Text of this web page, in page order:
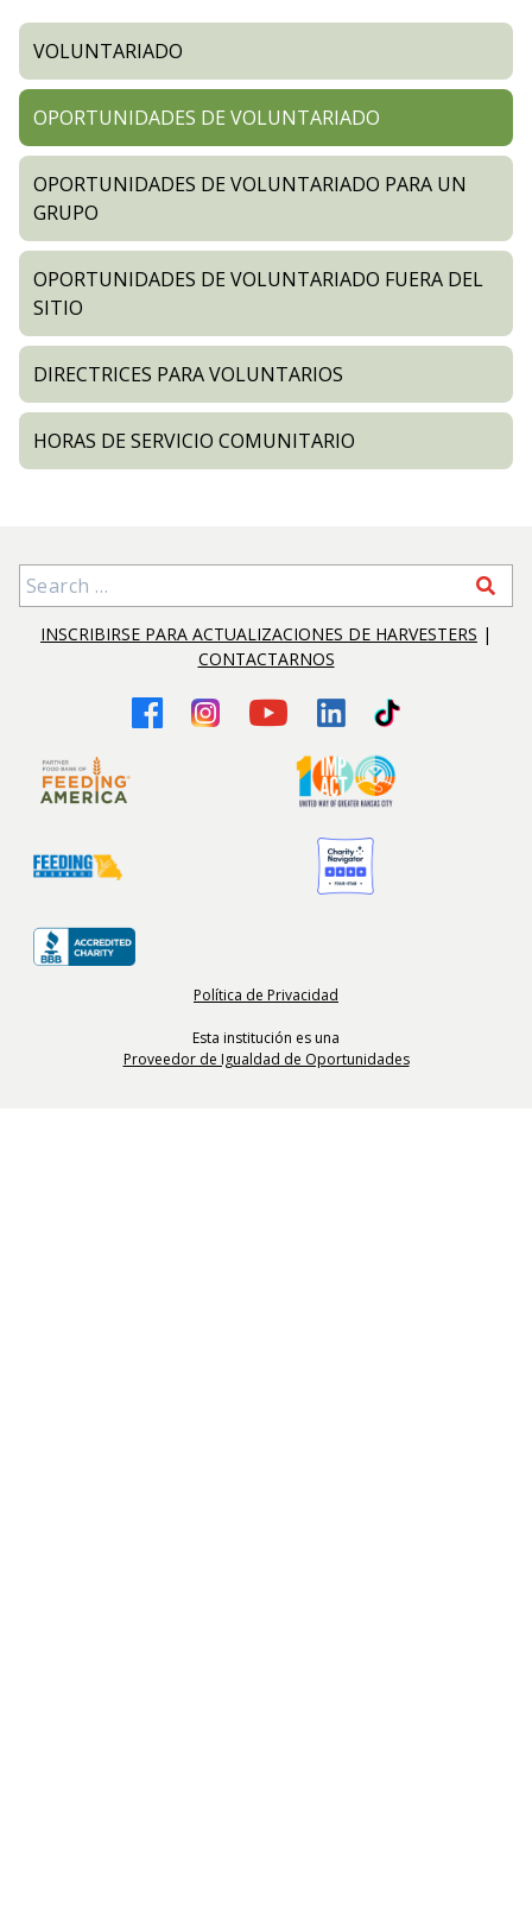
VOLUNTARIADO
OPORTUNIDADES DE VOLUNTARIADO
OPORTUNIDADES DE VOLUNTARIADO PARA UN
GRUPO
OPORTUNIDADES DE VOLUNTARIADO FUERA DEL
SITIO
DIRECTRICES PARA VOLUNTARIOS
HORAS DE SERVICIO COMUNITARIO
Search for:
INSCRIBIRSE PARA ACTUALIZACIONES DE HARVESTERS |
CONTACTARNOS
Política de Privacidad
Esta institución es una
Proveedor de Igualdad de Oportunidades